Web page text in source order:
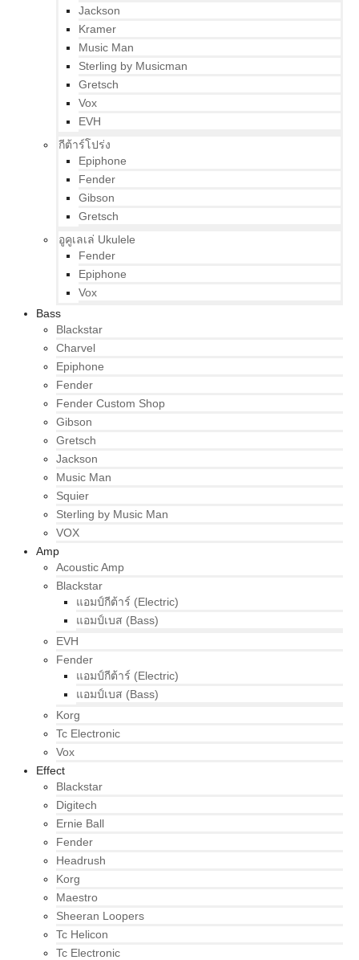
Jackson
Kramer
Music Man
Sterling by Musicman
Gretsch
Vox
EVH
กีต้าร์โปร่ง
Epiphone
Fender
Gibson
Gretsch
อูคูเลเล่ Ukulele
Fender
Epiphone
Vox
Bass
Blackstar
Charvel
Epiphone
Fender
Fender Custom Shop
Gibson
Gretsch
Jackson
Music Man
Squier
Sterling by Music Man
VOX
Amp
Acoustic Amp
Blackstar
แอมป์กีต้าร์ (Electric)
แอมป์เบส (Bass)
EVH
Fender
แอมป์กีต้าร์ (Electric)
แอมป์เบส (Bass)
Korg
Tc Electronic
Vox
Effect
Blackstar
Digitech
Ernie Ball
Fender
Headrush
Korg
Maestro
Sheeran Loopers
Tc Helicon
Tc Electronic